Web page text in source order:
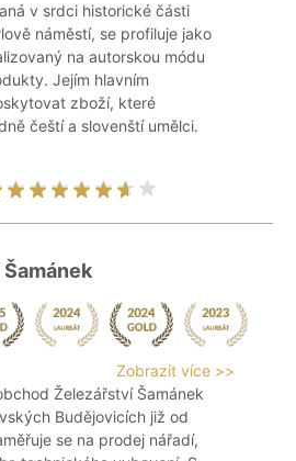
v srdci historické části
náměstí, se profiluje jako
na autorskou módu
Jejím hlavním
zboží, které
čeští a slovenští umělci.
Zobrazit více >>
Železářství Šamánek
Budějovicích již od
se na prodej nářadí,